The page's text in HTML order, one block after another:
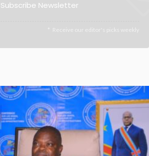
Subscribe Newsletter
Receive our editor's picks weekly